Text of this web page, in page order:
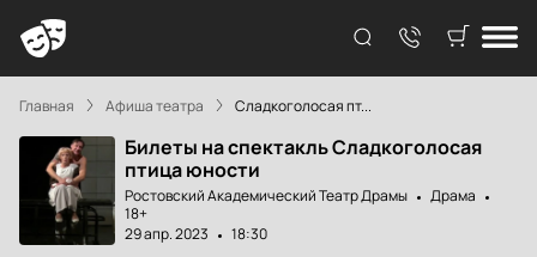
Главная Афиша театра Сладкоголосая пт...
Билеты на спектакль Сладкоголосая
птица юности
Ростовский Академический Театр Драмы
Драма
18+
29 апр. 2023
18:30